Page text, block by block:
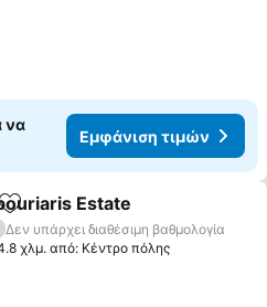
να
Εμφάνιση τιμών
Προσθήκη στα αγαπημένα
Estate
Δεν υπάρχει διαθέσιμη βαθμολογία
χλμ. από: Κέντρο πόλης